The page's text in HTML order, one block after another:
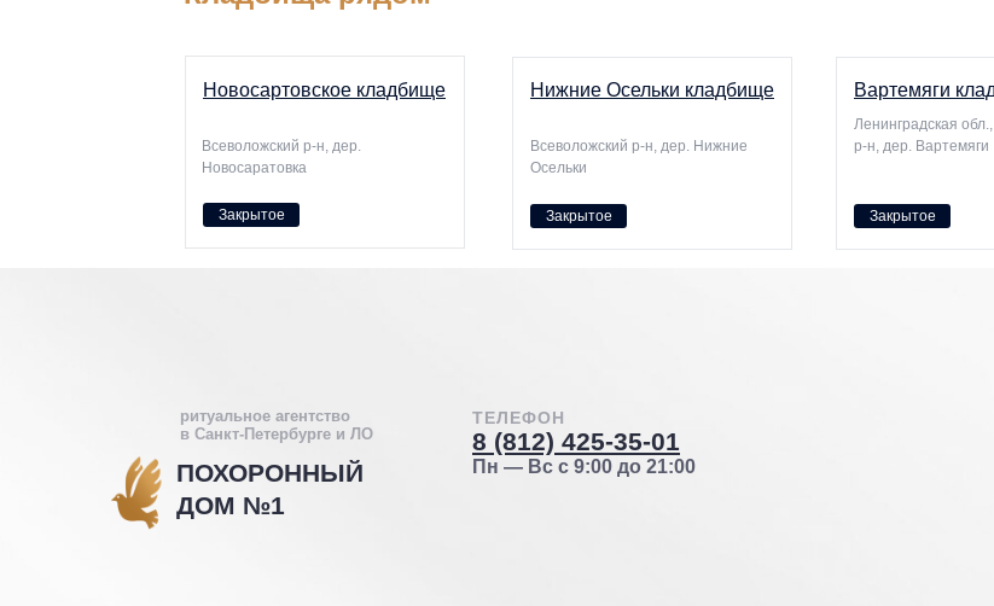
Закрытое
Всеволожский р-н, дер.
Новосаратовка
Новосартовское кладбище
Закрытое
Всеволожский р-н, дер. Нижние
Осельки
Нижние Осельки кладбище
Закрытое
Ленинградская
р-н, дер. Вартемяги
Вартемяги
ПОХОРОННЫЙ
ДОМ №1
ТЕЛЕФОН
8 (812) 425-35-01
Пн — Вс с 9:00 до 21:00
ритуальное агентство
в Санкт-Петербурге и ЛО